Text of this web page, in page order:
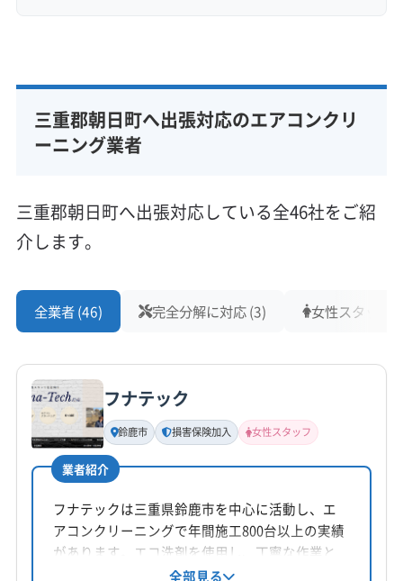
三重郡朝日町へ出張対応のエアコンクリ
ーニング業者
三重郡朝日町へ出張対応している全46社をご紹
介します。
全業者 (46) 完全分解に対応 (3) 女性スタッフ
フナテック
鈴鹿市 損害保険加入 女性スタッフ
業者紹介
フナテックは三重県鈴鹿市を中心に活動し、エ
アコンクリーニングで年間施工800台以上の実績
があります。エコ洗剤を使用し、丁寧な作業と
女性スタッフ同行で安心。万が一に備え損害保
全部見る